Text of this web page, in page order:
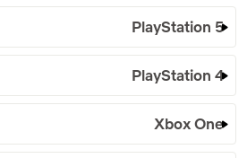
PlayStation 5
PlayStation 4
Xbox One